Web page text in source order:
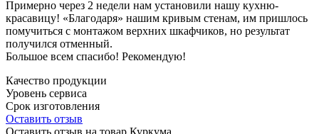
Примерно через 2 недели нам установили нашу кухню-
красавицу! «Благодаря» нашим кривым стенам, им пришлось
помучиться с монтажом верхних шкафчиков, но результат
получился отменный.
Большое всем спасибо! Рекомендую!
Качество продукции
Уровень сервиса
Срок изготовления
Оставить отзыв
Оставить отзыв на товар Куркума